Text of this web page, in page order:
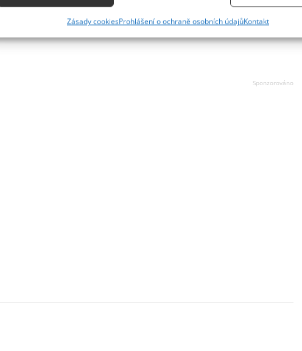
základě aktivně požadovaných informací.
obsahu, Ukládání a sdělování voleb ochrany osobních údajů.
Zásady cookiesProhlášení o ochraně osobních údajůKontakt